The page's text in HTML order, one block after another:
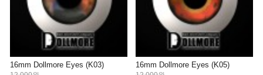
16mm Dollmore Eyes (K03) 16mm Dollmore Eyes (K05)